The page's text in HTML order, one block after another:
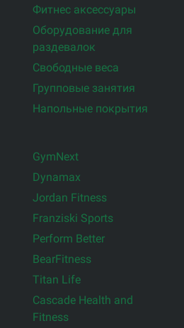
Фитнес аксессуары
Оборудование для
раздевалок
Свободные веса
Групповые занятия
Напольные покрытия
GymNext
Dynamax
Jordan Fitness
Franziski Sports
Perform Better
BearFitness
Titan Life
Cascade Health and
Fitness